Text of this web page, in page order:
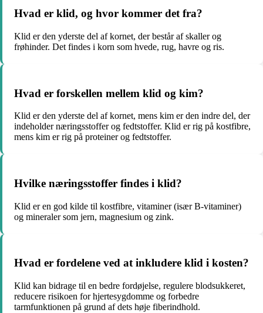
Hvad er klid, og hvor kommer det fra?
Klid er den yderste del af kornet, der består af skaller og
frøhinder. Det findes i korn som hvede, rug, havre og ris.
Hvad er forskellen mellem klid og kim?
Klid er den yderste del af kornet, mens kim er den indre del, der
indeholder næringsstoffer og fedtstoffer. Klid er rig på kostfibre,
mens kim er rig på proteiner og fedtstoffer.
Hvilke næringsstoffer findes i klid?
Klid er en god kilde til kostfibre, vitaminer (især B-vitaminer)
og mineraler som jern, magnesium og zink.
Hvad er fordelene ved at inkludere klid i kosten?
Klid kan bidrage til en bedre fordøjelse, regulere blodsukkeret,
reducere risikoen for hjertesygdomme og forbedre
tarmfunktionen på grund af dets høje fiberindhold.